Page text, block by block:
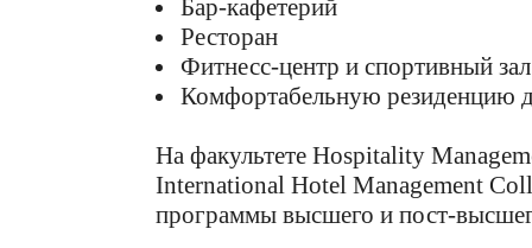
Бар-кафетерий
Ресторан
Фитнесс-центр и спортивный зал
Комфортабельную резиденцию
На факультете Hospitality
International Hotel Management
программы высшего и пост-